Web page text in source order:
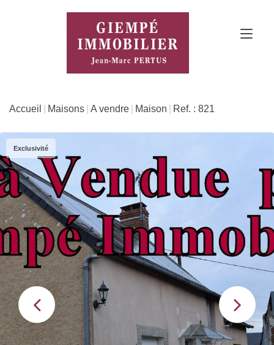
Accueil Maisons A vendre Maison Ref. : 821
Exclusivité